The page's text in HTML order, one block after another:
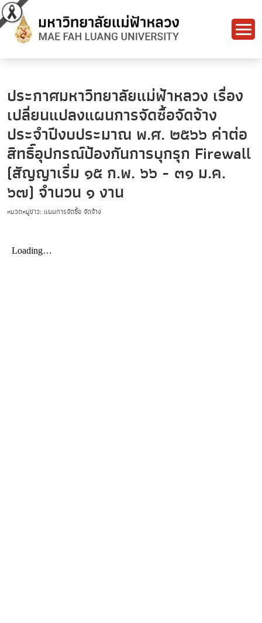
ประกาศมหาวิทยาลัยแม่ฟ้าหลวง เรื่อง
เปลี่ยนแปลงแผนการจัดซื้อจัดจ้าง
ประจำปีงบประมาณ พ.ศ. ๒๕๖๖ ค่าต่อ
สิทธิ์อุปกรณ์ป้องกันการบุกรุก Firewall
(สัญญาเริ่ม ๑๕ ก.พ. ๖๖ - ๓๑ ม.ค.
๖๗) จำนวน ๑ งาน
หมวดหมู่ข่าว: แผนการจัดซื้อ จัดจ้าง